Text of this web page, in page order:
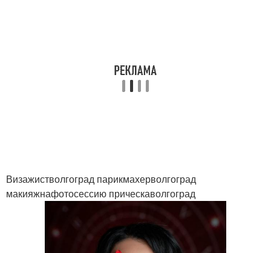
Визажистволгоград парикмахерволгоград
макияжнафотосессию прическаволгоград